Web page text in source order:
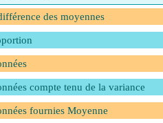
des moyennes
compte tenu de la variance
fournies Moyenne